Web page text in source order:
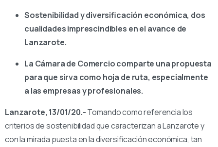
Sostenibilidad y diversificación económica, dos
cualidades imprescindibles en el avance de
Lanzarote.
La Cámara de Comercio comparte una propuesta
para que sirva como hoja de ruta, especialmente
a las empresas y profesionales.
Lanzarote, 13/01/20.-Tomando como referencia los
criterios de sostenibilidad que caracterizan a Lanzarote y
con la mirada puesta en la diversificación económica, tan